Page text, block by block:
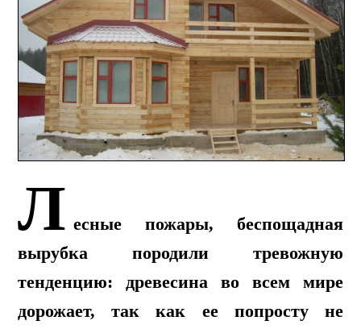
Л есные пожары, беспощадная
вырубка породили тревожную
тенденцию: древесина во всем мире
дорожает, так как ее попросту не